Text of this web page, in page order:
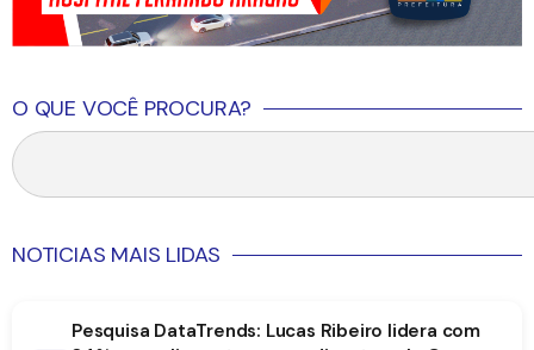
O QUE VOCÊ PROCURA?
NOTICIAS MAIS LIDAS
Pesquisa DataTrends: Lucas Ribeiro lidera com